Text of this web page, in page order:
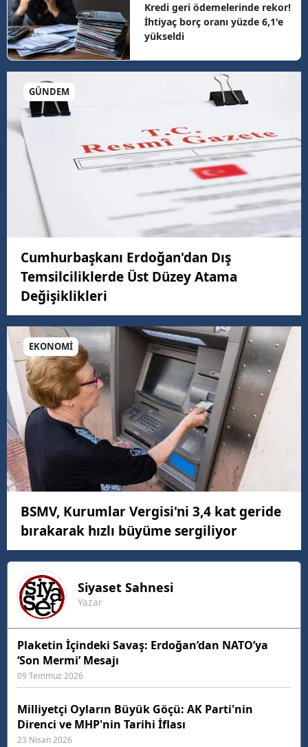
Kredi geri ödemelerinde rekor!
İhtiyaç borç oranı yüzde 6,1'e
yükseldi
GÜNDEM
Cumhurbaşkanı Erdoğan'dan Dış
Temsilciliklerde Üst Düzey Atama
Değişiklikleri
EKONOMİ
BSMV, Kurumlar Vergisi'ni 3,4 kat geride
bırakarak hızlı büyüme sergiliyor
Siyaset Sahnesi
Yazar
Plaketin İçindeki Savaş: Erdoğan’dan NATO’ya
‘Son Mermi’ Mesajı
09 Temmuz 2026
Milliyetçi Oyların Büyük Göçü: AK Parti'nin
Direnci ve MHP'nin Tarihi İflası
23 Nisan 2026